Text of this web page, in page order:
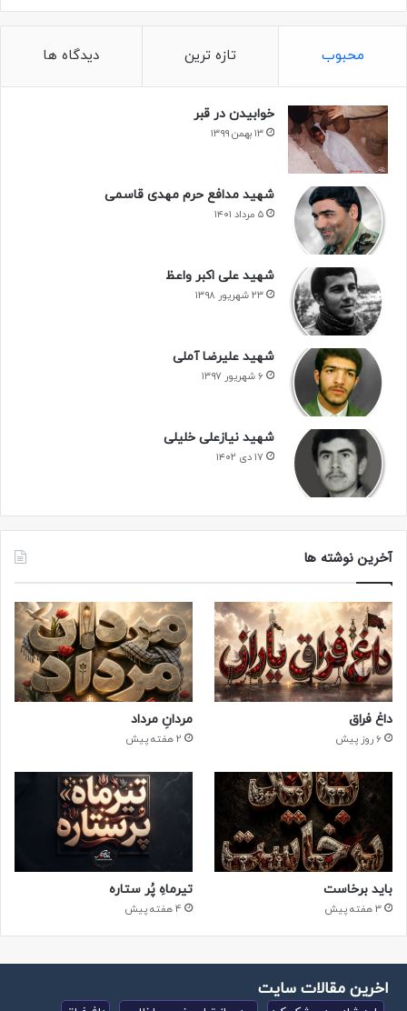
محبوب تازه ترین دیدگاه ها
خوابیدن در قبر
۱۳ بهمن ۱۳۹۹
شهید مدافع حرم مهدی قاسمی
۵ مرداد ۱۴۰۱
شهید علی اکبر واعظ
۲۳ شهریور ۱۳۹۸
شهید علیرضا آملی
۶ شهریور ۱۳۹۷
شهید نیازعلی خلیلی
۱۷ دی ۱۴۰۲
آخرین نوشته ها
داغ فراق
6 روز پیش
مردانِ مرداد
2 هفته پیش
باید برخاست
3 هفته پیش
تیرماهِ پُر ستاره
4 هفته پیش
اخرین مقالات سایت